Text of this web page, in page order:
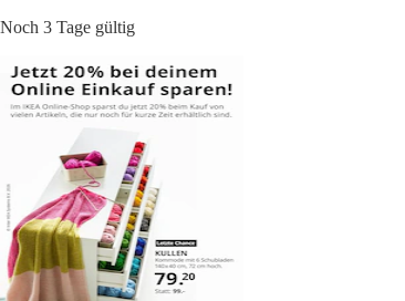
Noch 3 Tage gültig